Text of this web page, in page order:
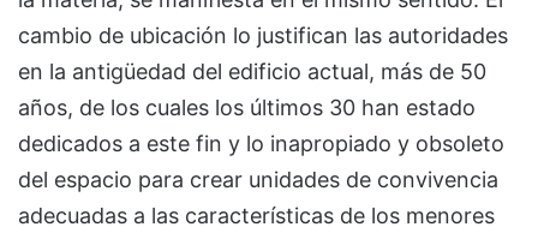
cambio de ubicación lo justifican las autoridades
en la antigüedad del edificio actual, más de 50
años, de los cuales los últimos 30 han estado
dedicados a este fin y lo inapropiado y obsoleto
del espacio para crear unidades de convivencia
adecuadas a las características de los menores